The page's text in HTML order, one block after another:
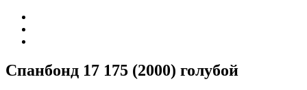
Спанбонд 17 175 (2000) голубой